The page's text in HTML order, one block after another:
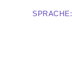
SPRACHE: